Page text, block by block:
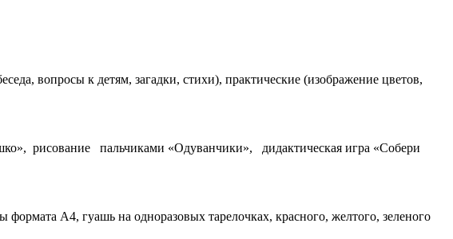
вопросы к детям, загадки, стихи), практические (изображение цветов,
рисование пальчиками «Одуванчики», дидактическая игра «Собери
А4, гуашь на одноразовых тарелочках, красного, желтого, зеленого